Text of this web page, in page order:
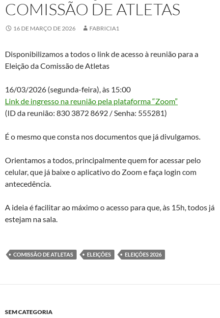
COMISSÃO DE ATLETAS
16 DE MARÇO DE 2026 FABRICIA1
Disponibilizamos a todos o link de acesso à reunião para a
Eleição da Comissão de Atletas
16/03/2026 (segunda-feira), às 15:00
Link de ingresso na reunião pela plataforma “Zoom”
(ID da reunião: 830 3872 8692 / Senha: 555281)
É o mesmo que consta nos documentos que já divulgamos.
Orientamos a todos, principalmente quem for acessar pelo
celular, que já baixe o aplicativo do Zoom e faça login com
antecedência.
A ideia é facilitar ao máximo o acesso para que, às 15h, todos já
estejam na sala.
COMISSÃO DE ATLETAS ELEIÇÕES ELEIÇÕES 2026
SEM CATEGORIA